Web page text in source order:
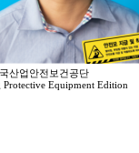
산업안전보건공단
Protective Equipment Edition